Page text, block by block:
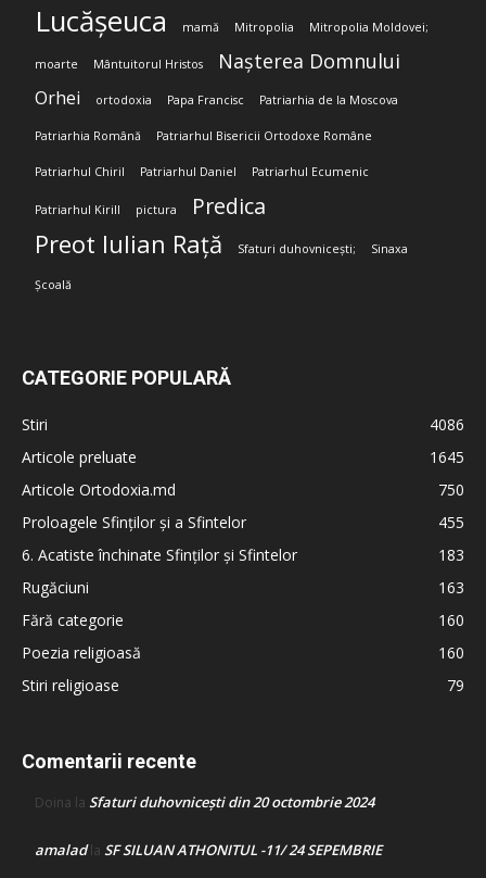
Lucășeuca mamă Mitropolia Mitropolia Moldovei;
moarte Mântuitorul Hristos Nașterea Domnului
Orhei ortodoxia Papa Francisc Patriarhia de la Moscova
Patriarhia Română Patriarhul Bisericii Ortodoxe Române
Patriarhul Chiril Patriarhul Daniel Patriarhul Ecumenic
Patriarhul Kirill pictura Predica
Preot Iulian Rață Sfaturi duhovnicești; Sinaxa
Școală
CATEGORIE POPULARĂ
Stiri
4086
Articole preluate
1645
Articole Ortodoxia.md
750
Proloagele Sfinților și a Sfintelor
455
6. Acatiste închinate Sfinților și Sfintelor
183
Rugăciuni
163
Fără categorie
160
Poezia religioasă
160
Stiri religioase
79
Comentarii recente
Doina la Sfaturi duhovnicești din 20 octombrie 2024
amaladla SF SILUAN ATHONITUL -11/ 24 SEPEMBRIE